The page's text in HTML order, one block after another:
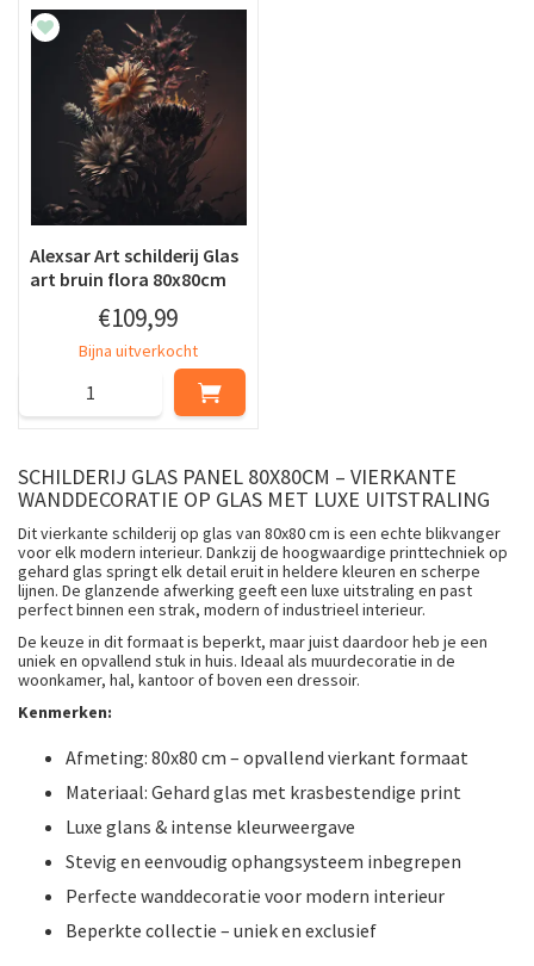
Alexsar Art schilderij Glas
art bruin flora 80x80cm
€109,99
Bijna uitverkocht
SCHILDERIJ GLAS PANEL 80X80CM – VIERKANTE
WANDDECORATIE OP GLAS MET LUXE UITSTRALING
Dit vierkante schilderij op glas van 80x80 cm is een echte blikvanger
voor elk modern interieur. Dankzij de hoogwaardige printtechniek op
gehard glas springt elk detail eruit in heldere kleuren en scherpe
lijnen. De glanzende afwerking geeft een luxe uitstraling en past
perfect binnen een strak, modern of industrieel interieur.
De keuze in dit formaat is beperkt, maar juist daardoor heb je een
uniek en opvallend stuk in huis. Ideaal als muurdecoratie in de
woonkamer, hal, kantoor of boven een dressoir.
Kenmerken:
Afmeting: 80x80 cm – opvallend vierkant formaat
Materiaal: Gehard glas met krasbestendige print
Luxe glans & intense kleurweergave
Stevig en eenvoudig ophangsysteem inbegrepen
Perfecte wanddecoratie voor modern interieur
Beperkte collectie – uniek en exclusief